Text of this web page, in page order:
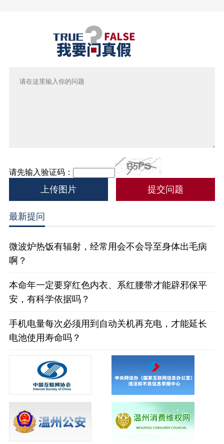
请先输入验证码：
上传图片
最新提问
微波炉热饭有辐射，经常用会不会导至身体出毛病
啊？
本命年一定要穿红色内衣、系红腰带才能辟邪保平
安，有科学依据吗？
手机电量每次必须用到自动关机再充电，才能延长
电池使用寿命吗？